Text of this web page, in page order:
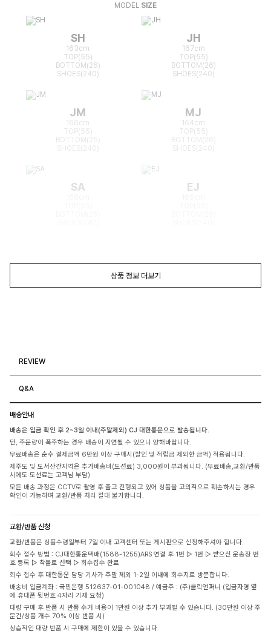
MODEL SIZE
SH
163cm
TOP(55)
BOTTOM(26)
SHOES(240)
JH
167cm
TOP(55)
BOTTOM(26)
SHOES(240)
JM
166cm
TOP(55)
BOTTOM(25)
MJ
164cm
TOP(55)
BOTTOM(26)
SA EJ
상품 정보 더보기
REVIEW
Q&A
배송안내
배송은 입금 확인 후 2~3일 이내(주말제외) CJ 대한통운으로 발송됩니다.
단, 주문량이 폭주하는 경우 배송이 지연될 수 있으니 양해바랍니다.
무료배송은 순수 결제금액 6만원 이상 구매시(할인 및 적립금 제외한 금액) 적용됩니다.
제주도 및 도서산간지역은 추가배송비(도선료) 3,000원이 부과됩니다. (무료배송,교환/반품
시에도 도선료는 고객님 부담)
모든 배송 과정은 CCTV로 촬영 후 출고 진행되고 있어 상품을 고의적으로 훼손하시는 경우
확인이 가능하며 교환/반품 처리 절대 불가합니다.
교환/반품 신청
교환/반품은 상품수령일부터 7일 이내 고객센터 또는 게시판으로 신청해주셔야 합니다.
회수 접수 방법 : CJ대한통운택배(1588-1255)ARS 연결 후 1번 ▷ 1번 ▷ 받으신 운송장 번
호 등록 ▷ 착불로 선택 ▷ 회수접수 완료
회수 접수 후 대한통운 담당 기사가 주말 제외 1-2일 이내에 회수지로 방문합니다.
배송비 입금계좌 : 국민은행 512637-01-001048 / 예금주 : (주)클릭앤퍼니 (입금자명 옆
에 휴대폰 뒷번호 4자리 기재 요청)
대량 구매 후 반품 시 반품 수거 비용이 1만원 이상 추가 부과될 수 있습니다. (30만원 이상 주
문건/상품 개수 70% 이상 반품 시)
상습적인 대량 반품 시 구매에 제한이 있을 수 있습니다.